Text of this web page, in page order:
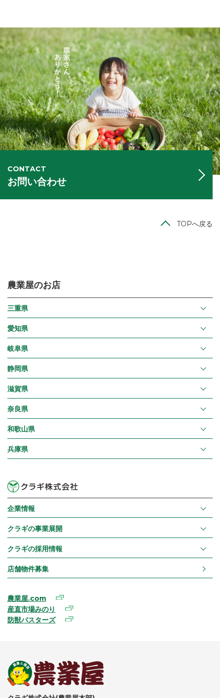
CONTACT
お問い合わせ
TOPへ戻る
農業屋のお店
三重県
愛知県
岐阜県
静岡県
滋賀県
奈良県
和歌山県
兵庫県
企業情報
クラギの事業展開
クラギの採用情報
店舗物件募集
農業屋.com
産直市場みのり
防獣バスターズ